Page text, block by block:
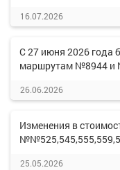
16.07.2026
С 27 июня 2026 года
маршрутам №8944 и
26.06.2026
Изменения в
25.05.2026